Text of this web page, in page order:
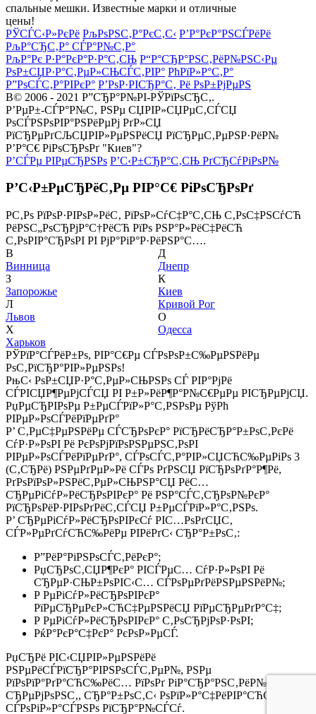
спальные мешки. Известные марки и отличные
цены!
РЎСЃС‹Р»РєРё РљРѕРЅС‚Р°РєС‚С‹ Р’Р°РєР°РЅСЃРёРё
РљР°СЂС‚Р° СЃР°Р№С‚Р°
РљР°Рє Р·Р°РєР°Р·Р°С‚СЊ Р“Р°СЂР°РЅС‚РёР№РЅС‹Рµ
РѕР±СЏР·Р°С‚РµР»СЊСЃС‚РІР° РћРїР»Р°С‚Р°
Р”РѕСЃС‚Р°РІРєР° Р’РѕР·РІСЂР°С‚ Рё РѕР±РјРµРЅ
В© 2006 - 2021 Р”СЂР°Р№РІ-РЎРїРѕСЂС‚.
Р’РµР±-СЃР°Р№С‚ РЅРµ СЏРІР»СЏРµС‚СЃСЏ
РѕСЃРЅРѕРІР°РЅРёРµРј РґР»СЏ
РїСЂРµРґСЉСЏРІР»РµРЅРёСЏ РїСЂРµС‚РµРЅР·РёР№
Р’Р°С€ РіРѕСЂРѕРґ "Киев"?
Р’СЃРµ РІРµСЂРЅРѕ Р’С‹Р±СЂР°С‚СЊ РґСЂСѓРіРѕР№
Р’С‹Р±РµСЂРёС‚Рµ РІР°С€ РіРѕСЂРѕРґ
Р­С‚Рѕ РїРѕР·РІРѕР»РёС‚ РїРѕР»СѓС‡Р°С‚СЊ С‚РѕС‡РЅСѓСЋ
РёРЅС„РѕСЂРјР°С†РёСЋ РїРѕ РЅР°Р»РёС‡РёСЋ
С‚РѕРІР°СЂРѕРІ РІ РјР°РіР°Р·РёРЅР°С….
В
Винница
З
Запорожье
Л
Львов
Х
Харьков
Д
Днепр
К
Киев
Кривой Рог
О
Одесса
РЎРїР°СЃРёР±Рѕ, РІР°С€Рµ СЃРѕРѕР±С‰РµРЅРёРµ
РѕС‚РїСЂР°РІР»РµРЅРѕ!
РњС‹ РѕР±СЏР·Р°С‚РµР»СЊРЅРѕ СЃ РІР°РјРё
СЃРІСЏР¶РµРјСЃСЏ РІ Р±Р»РёР¶Р°Р№С€РµРµ РІСЂРµРјСЏ.
РџРµСЂРІРѕРµ Р±РµСЃРїР»Р°С‚РЅРѕРµ РўРћ
РІРµР»РѕСЃРёРїРµРґР°
Р’ С‚РµС‡РµРЅРёРµ СЃСЂРѕРєР° РїСЂРёСЂР°Р±РѕС‚РєРё
СѓР·Р»РѕРІ Рё РєРѕРјРїРѕРЅРµРЅС‚РѕРІ
РІРµР»РѕСЃРёРїРµРґР°, СЃРѕСЃС‚Р°РІР»СЏСЋС‰РµРіРѕ 3
(С‚СЂРё) РЅРµРґРµР»Рё СЃРѕ РґРЅСЏ РїСЂРѕРґР°Р¶Рё,
РґРѕРїРѕР»РЅРёС‚РµР»СЊРЅР°СЏ РёС…
СЂРµРіСѓР»РёСЂРѕРІРєР° Рё РЅР°СЃС‚СЂРѕР№РєР°
РїСЂРѕРёР·РІРѕРґРёС‚СЃСЏ Р±РµСЃРїР»Р°С‚РЅРѕ.
Р’ СЂРµРіСѓР»РёСЂРѕРІРєСѓ РІС…РѕРґСЏС‚
СЃР»РµРґСѓСЋС‰РёРµ РІРёРґС‹ СЂР°Р±РѕС‚:
Р”РёР°РіРЅРѕСЃС‚РёРєР°;
РџСЂРѕС‚СЏР¶РєР° РІСЃРµС… СѓР·Р»РѕРІ Рё
СЂРµР·СЊР±РѕРІС‹С… СЃРѕРµРґРёРЅРµРЅРёР№;
Р РµРіСѓР»РёСЂРѕРІРєР°
РїРµСЂРµРєР»СЋС‡РµРЅРёСЏ РїРµСЂРµРґР°С‡;
Р РµРіСѓР»РёСЂРѕРІРєР° С‚РѕСЂРјРѕР·РѕРІ;
РќР°РєР°С‡РєР° РєРѕР»РµСЃ.
РџСЂРё РІС‹СЏРІР»РµРЅРёРё
РЅРµРёСЃРїСЂР°РІРЅРѕСЃС‚РµР№, РЅРµ
РїРѕРїР°РґР°СЋС‰РёС… РїРѕРґ РіР°СЂР°РЅС‚РёР№РЅС‹Р№
СЂРµРјРѕРЅС‚, СЂР°Р±РѕС‚С‹ РѕРїР»Р°С‡РёРІР°СЋС‚СЃСЏ
СЃРѕРіР»Р°СЃРЅРѕ РїСЂР°Р№СЃСѓ.